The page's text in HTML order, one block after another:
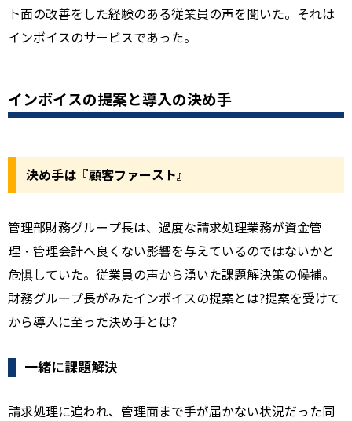
ト面の改善をした経験のある従業員の声を聞いた。それは
インボイスのサービスであった。
インボイスの提案と導入の決め手
決め手は『顧客ファースト』
管理部財務グループ長は、過度な請求処理業務が資金管
理・管理会計へ良くない影響を与えているのではないかと
危惧していた。従業員の声から湧いた課題解決策の候補。
財務グループ長がみたインボイスの提案とは?提案を受けて
から導入に至った決め手とは?
一緒に課題解決
請求処理に追われ、管理面まで手が届かない状況だった同